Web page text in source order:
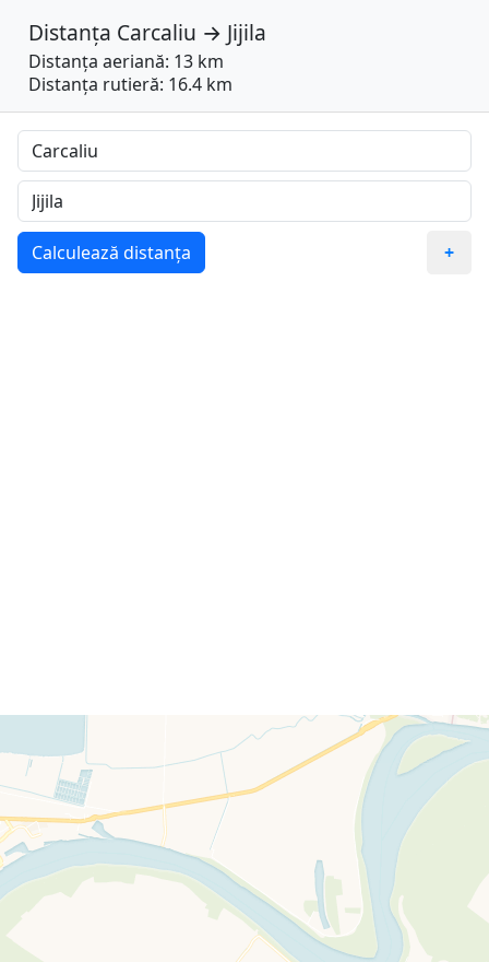
Distanța Carcaliu → Jijila
Distanța aeriană: 13 km
Distanța rutieră: 16.4 km
Calculează distanța +